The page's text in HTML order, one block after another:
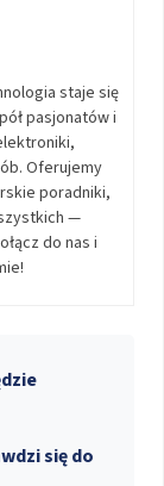
staje się
pasjonatów i
Oferujemy
poradniki,
—
do nas i
się do